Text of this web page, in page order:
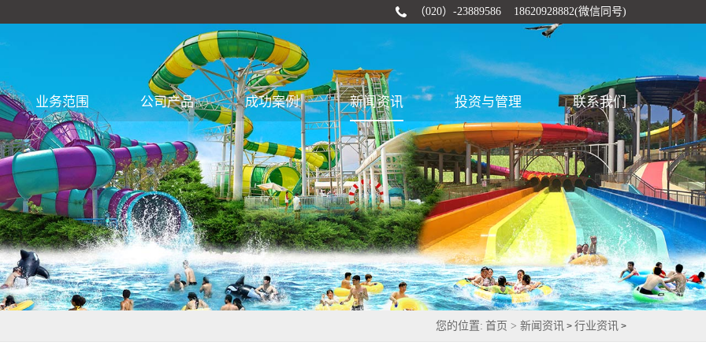
（020）-23889586 18620928882(微信同号)
业务范围 公司产品 成功案例 新闻资讯 投资与管理 联系我们
您的位置: 首页 >新闻资讯 >行业资讯 >